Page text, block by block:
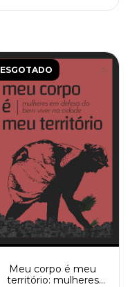
ESGOTADO
Meu corpo é meu
território: mulheres